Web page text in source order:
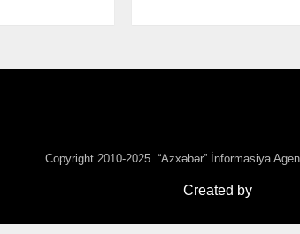
Copyright 2010-2025. “Azxəbər” İnformasiya
Created by